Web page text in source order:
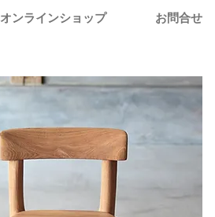
オンラインショップ お問合せ